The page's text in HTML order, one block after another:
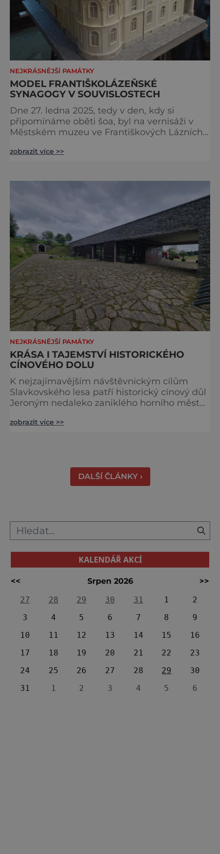
NEJKRÁSNĚJŠÍ PAMÁTKY
MODEL FRANTIŠKOLÁZEŇSKÉ
SYNAGOGY V SOUVISLOSTECH
Dne 27. ledna 2025, tedy v den, kdy si
připomínáme oběti šoa, byl na vernisáži v
Městském muzeu ve Františkových Lázních
nacisty zničena v roce 1938. Do lázeňského
některé události spojené s touto významnou
zobrazit více >>
NEJKRÁSNĚJŠÍ PAMÁTKY
KRÁSA I TAJEMSTVÍ HISTORICKÉHO
CÍNOVÉHO DOLU
K nejzajímavějším návštěvnickým cílům
Slavkovského lesa patří historický cínový důl
Jeroným nedaleko zaniklého horního města
středověku. Národní kulturní památka je
práci tehdejších horníků. [gallery
ids="91631,91630,91632,91633,91634,91635,9
zobrazit více >>
DALŠÍ ČLÁNKY ›
KALENDÁŘ AKCÍ
<< Srpen 2026
>>
27
28 29 30 31 1
2
3
4 5 6 7 8
9
10
11 12 13 14 15
16
17
18 19 20 21 22
23
24
25 26 27 28 29
30
31
1 2 3 4 5 6